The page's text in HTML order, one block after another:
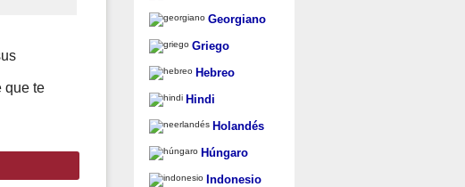
que te
Georgiano
Griego
Hebreo
Hindi
Holandés
Húngaro
Indonesio